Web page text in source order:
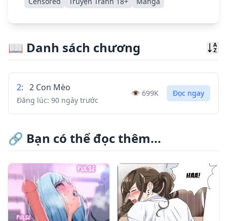
📖 Danh sách chương
2: 2 Con Mèo
Đăng lúc: 90 ngày trước
👁️ 699K Đọc ngay
🔗 Bạn có thể đọc thêm...